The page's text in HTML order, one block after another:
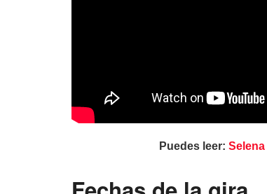
Puedes leer: